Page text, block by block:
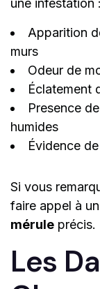
une infestation :
Apparition
murs
Odeur de
Éclatement
Presence de
humides
Évidence
Si vous
faire appel à
mérule précis.
Les